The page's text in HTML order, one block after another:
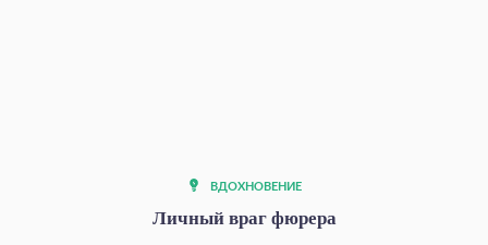
ВДОХНОВЕНИЕ
Личный враг фюрера